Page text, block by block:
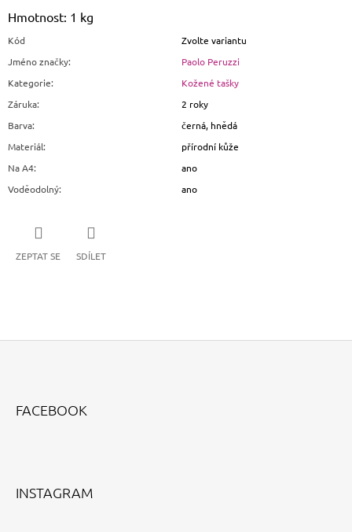
Hmotnost: 1 kg
Kód
Zvolte variantu
Jméno značky:
Paolo Peruzzi
Kategorie:
Kožené tašky
Záruka:
2 roky
Barva:
černá, hnědá
Materiál:
přírodní kůže
Na A4:
ano
Voděodolný: ano
ZEPTAT SE SDÍLET
FACEBOOK
INSTAGRAM